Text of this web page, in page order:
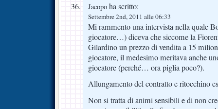
Jacopo ha scritto:
Settembre 2nd, 2011 alle 06:33
Mi rammento una intervista nella quale
giocatore…) diceva che siccome la
Gilardino un prezzo di vendita a 15
giocatore, il medesimo meritava anche
giocatore (perché… ora piglia poco?).
Allungamento del contratto e ritocchino
Non si tratta di animi sensibili e di non